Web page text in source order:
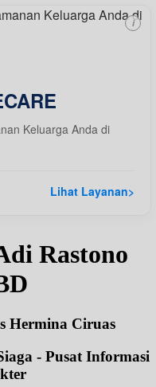
Keluarga Anda di
Lihat Layanan>
i
Rastono
Hermina Ciruas
- Pusat Informasi